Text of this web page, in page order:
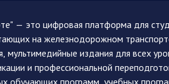
— это цифровая платформа для
на железнодорожном
издания для всех
и профессиональной
обучающих программ, учебных